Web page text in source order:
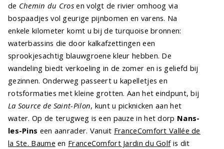
de Chemin du Cros en volgt de rivier omhoog via
bospaadjes vol geurige pijnbomen en varens. Na
enkele kilometer komt u bij de turquoise bronnen:
waterbassins die door kalkafzettingen een
sprookjesachtig blauwgroene kleur hebben. De
wandeling biedt verkoeling in de zomer en is geliefd bij
gezinnen. Onderweg passeert u kapelletjes en
rotsformaties met kleine grotten. Aan het eindpunt, bij
La Source de Saint-Pilon, kunt u picknicken aan het
water. Op de terugweg is een pauze in het dorp Nans-
les-Pins een aanrader. Vanuit FranceComfort Vallée de
la Ste. Baume en FranceComfort Jardin du Golfis dit